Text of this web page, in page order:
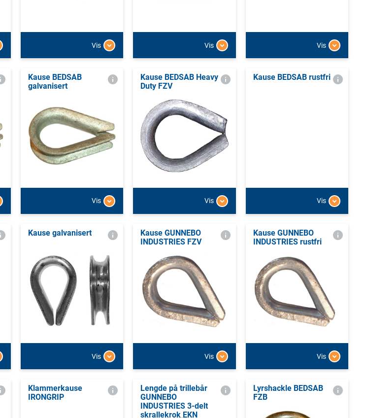
Vis Vis Vis
Kause BEDSAB
galvanisert
Vis
Kause BEDSAB Heavy
Duty FZV
Vis
Kause BEDSAB rustfri
Vis
Kause galvanisert
Vis
Kause GUNNEBO
INDUSTRIES FZV
Vis
Kause GUNNEBO
INDUSTRIES rustfri
Vis
Klammerkause
IRONGRIP
Lengde på trillebår
GUNNEBO
INDUSTRIES 3-delt
skrallekrok EKN
Lyrshackle BEDSAB
FZB